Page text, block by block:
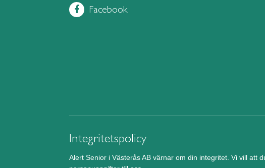
Facebook
Integritetspolicy
Alert Senior i Västerås AB värnar om din integritet. Vi vill att